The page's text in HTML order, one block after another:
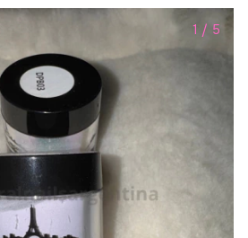
1 / 5